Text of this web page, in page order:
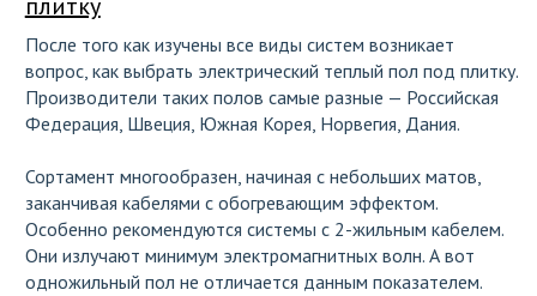
плитку
После того как изучены все виды систем возникает
вопрос, как выбрать электрический теплый пол под плитку.
Производители таких полов самые разные — Российская
Федерация, Швеция, Южная Корея, Норвегия, Дания.
Сортамент многообразен, начиная с небольших матов,
заканчивая кабелями с обогревающим эффектом.
Особенно рекомендуются системы с 2-жильным кабелем.
Они излучают минимум электромагнитных волн. А вот
одножильный пол не отличается данным показателем.